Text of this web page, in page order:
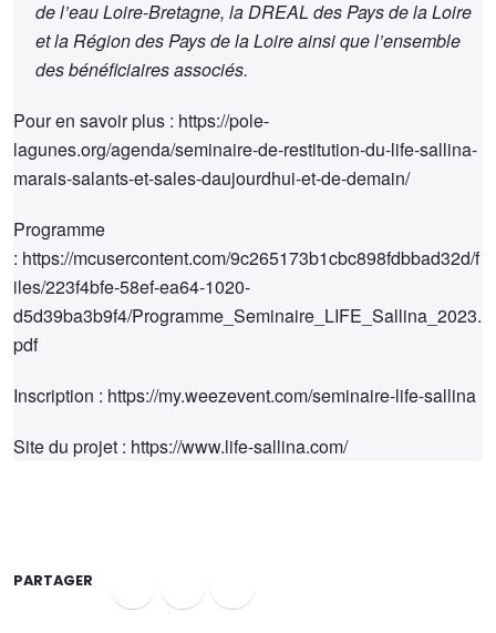
de l’eau Loire-Bretagne, la DREAL des Pays de la Loire
et la Région des Pays de la Loire ainsi que l’ensemble
des bénéficiaires associés.
Pour en savoir plus : https://pole-
lagunes.org/agenda/seminaire-de-restitution-du-life-sallina-
marais-salants-et-sales-daujourdhui-et-de-demain/
Programme
: https://mcusercontent.com/9c265173b1cbc898fdbbad32d/f
iles/223f4bfe-58ef-ea64-1020-
d5d39ba3b9f4/Programme_Seminaire_LIFE_Sallina_2023.
pdf
Inscription : https://my.weezevent.com/seminaire-life-sallina
Site du projet : https://www.life-sallina.com/
PARTAGER